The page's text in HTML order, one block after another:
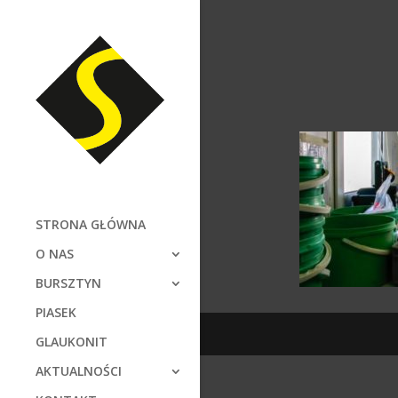
STRONA GŁÓWNA
O NAS
BURSZTYN
PIASEK
GLAUKONIT
AKTUALNOŚCI